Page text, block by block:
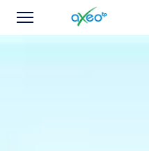
Icône